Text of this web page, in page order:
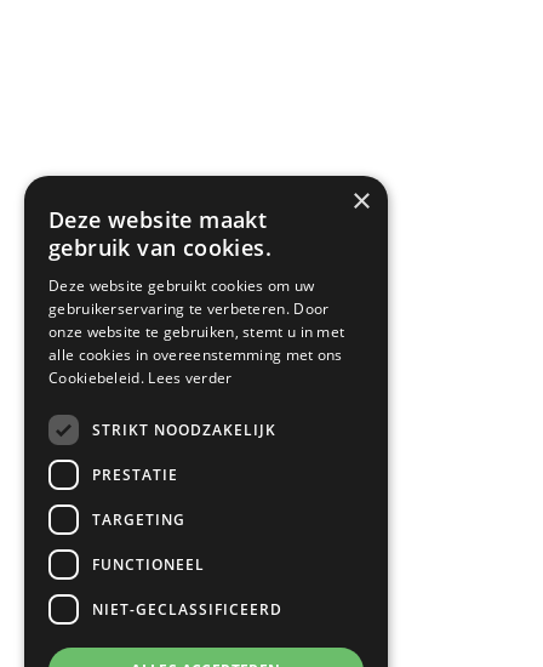
×
Deze website maakt
gebruik van cookies.
Deze website gebruikt cookies om uw
gebruikerservaring te verbeteren. Door
onze website te gebruiken, stemt u in met
alle cookies in overeenstemming met ons
Cookiebeleid. Lees verder
STRIKT NOODZAKELIJK
PRESTATIE
TARGETING
FUNCTIONEEL
NIET-GECLASSIFICEERD